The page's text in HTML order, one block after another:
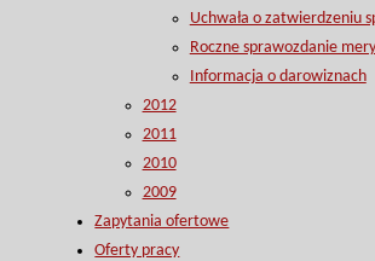
Uchwała o zatwierdzeniu
Roczne sprawozdanie
Informacja o darowiznach
2012
2011
2010
2009
Zapytania ofertowe
Oferty pracy